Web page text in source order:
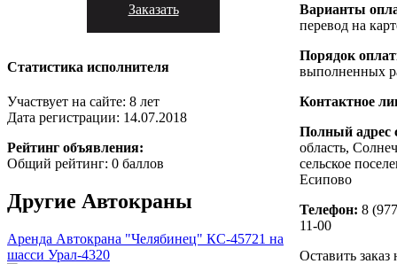
Заказать
Статистика исполнителя
Участвует на сайте: 8 лет
Дата регистрации: 14.07.2018
Рейтинг объявления:
Общий рейтинг: 0 баллов
Другие Автокраны
Аренда Автокрана "Челябинец" КС-45721 на
шасси Урал-4320
Варианты
перевод на
Порядок
выполненных
Контактное
Полный адрес
область,
сельское
Есипово
Телефон: 8
11-00
Оставить заказ